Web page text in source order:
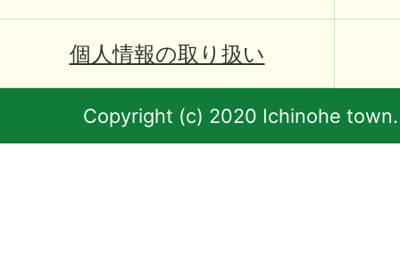
個人情報の取り扱い
Copyright (c) 2020 Ichinohe